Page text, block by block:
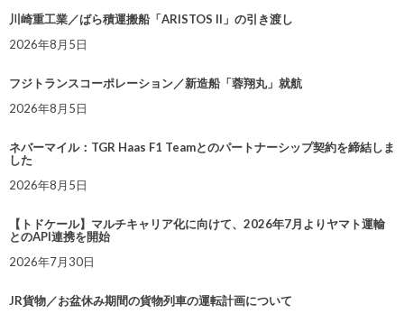
川崎重工業／ばら積運搬船「ARISTOS II」の引き渡し
2026年8月5日
フジトランスコーポレーション／新造船「蓉翔丸」就航
2026年8月5日
ネバーマイル：TGR Haas F1 Teamとのパートナーシップ契約を締結しま
した
2026年8月5日
【トドケール】マルチキャリア化に向けて、2026年7月よりヤマト運輸
とのAPI連携を開始
2026年7月30日
JR貨物／お盆休み期間の貨物列車の運転計画について